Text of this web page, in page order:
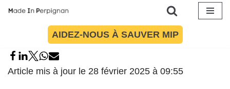
contenu
AIDEZ-NOUS À SAUVER MIP
Article mis à jour le 28 février 2025 à 09:55